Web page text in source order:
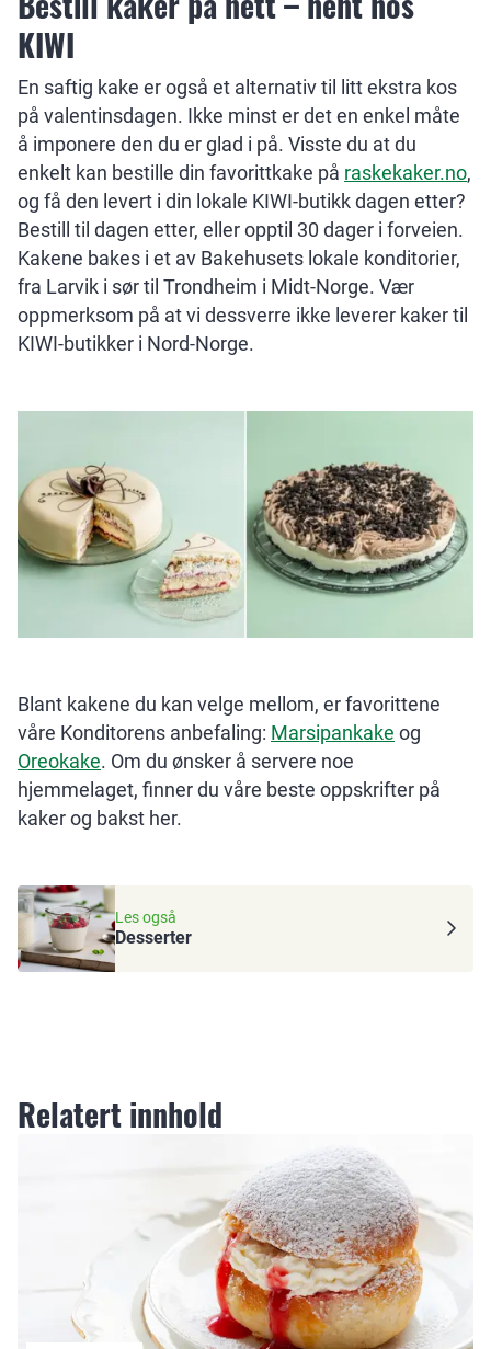
KIWI
En saftig kake er også et alternativ til litt ekstra kos
på valentinsdagen. Ikke minst er det en enkel måte
å imponere den du er glad i på. Visste du at du
enkelt kan bestille din favorittkake på raskekaker.no,
og få den levert i din lokale KIWI-butikk dagen etter?
Bestill til dagen etter, eller opptil 30 dager i forveien.
Kakene bakes i et av Bakehusets lokale konditorier,
fra Larvik i sør til Trondheim i Midt-Norge. Vær
oppmerksom på at vi dessverre ikke leverer kaker til
KIWI-butikker i Nord-Norge.
Blant kakene du kan velge mellom, er favorittene
våre Konditorens anbefaling: Marsipankake og
Oreokake. Om du ønsker å servere noe
hjemmelaget, finner du våre beste oppskrifter på
kaker og bakst her.
Les også
Desserter
Relatert innhold